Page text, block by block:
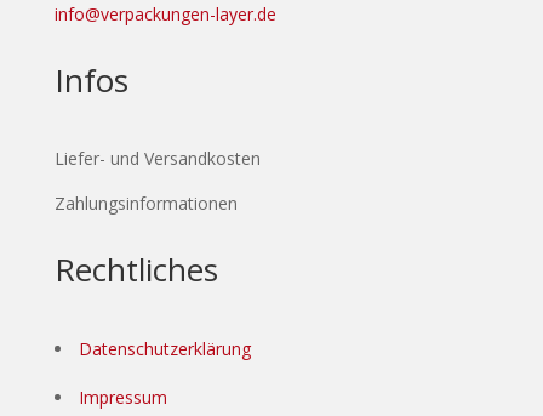
info@verpackungen-layer.de
Infos
Liefer- und Versandkosten
Zahlungsinformationen
Rechtliches
Datenschutzerklärung
Impressum